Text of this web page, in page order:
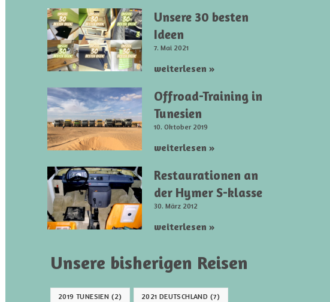
Unsere 30 besten
Ideen
7. Mai 2021
weiterlesen »
Offroad-Training in
Tunesien
10. Oktober 2019
weiterlesen »
Restaurationen an
der Hymer S-klasse
30. März 2012
weiterlesen »
Unsere bisherigen Reisen
2019 TUNESIEN (2) 2021 DEUTSCHLAND (7)